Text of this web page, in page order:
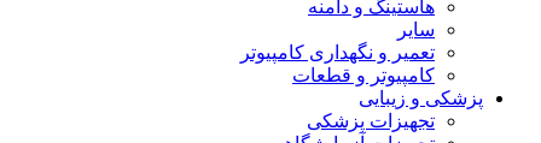
هاستینگ و دامنه
سایر
تعمیر و نگهداری کامپیوتر
کامپیوتر و قطعات
پزشکی و زیبایی
تجهیزات پزشکی